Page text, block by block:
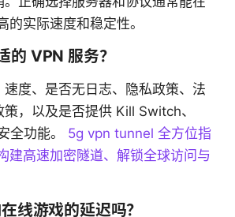
的实际速度和稳定性。
的 VPN 服务？
度、是否无日志、隐私政策、法
，以及是否提供 Kill Switch、
全功能。 5g vpn tunnel 全方位指
建高速加密隧道、解锁全球访问与
线游戏的延迟吗？